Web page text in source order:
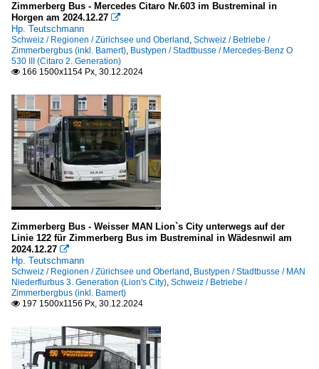
Zimmerberg Bus - Mercedes Citaro Nr.603 im Bustreminal in
Horgen am 2024.12.27 
Hp. Teutschmann
Schweiz / Regionen / Zürichsee und Oberland , Schweiz / Betriebe /
Zimmerbergbus (inkl. Bamert), Bustypen / Stadtbusse / Mercedes-Benz O
530 III (Citaro 2. Generation)
 166 1500x1154 Px, 30.12.2024
Zimmerberg Bus - Weisser MAN Lion`s City unterwegs auf der
Linie 122 für Zimmerberg Bus im Bustreminal in Wädesnwil am
2024.12.27 
Hp. Teutschmann
Schweiz / Regionen / Zürichsee und Oberland , Bustypen / Stadtbusse / MAN
Niederflurbus 3. Generation (Lion's City), Schweiz / Betriebe /
Zimmerbergbus (inkl. Bamert)
 197 1500x1156 Px, 30.12.2024